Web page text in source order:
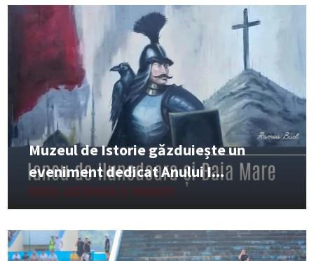
Muzeul de Istorie găzduiește un
eveniment dedicat Anului I...